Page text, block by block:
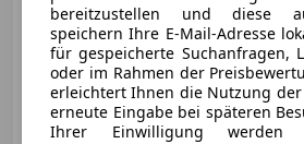
12/2023 43 751 km Elektro
bereitzustellen und diese
speichern Ihre E-Mail-Adresse
für gespeicherte Suchanfragen,
oder im Rahmen der
erleichtert Ihnen die Nutzung der
erneute Eingabe bei späteren
Ihrer Einwilligung werden